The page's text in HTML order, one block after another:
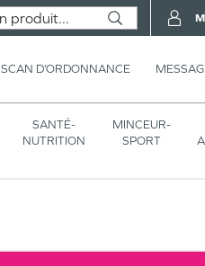
SCAN D’ORDONNANCE
SANTÉ-
NUTRITION
MINCEUR-
SPORT